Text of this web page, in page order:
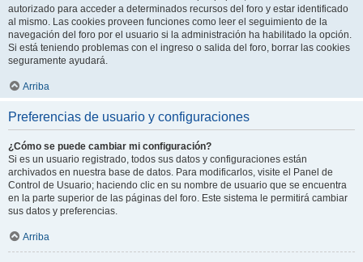
autorizado para acceder a determinados recursos del foro y estar identificado
al mismo. Las cookies proveen funciones como leer el seguimiento de la
navegación del foro por el usuario si la administración ha habilitado la opción.
Si está teniendo problemas con el ingreso o salida del foro, borrar las cookies
seguramente ayudará.
Arriba
Preferencias de usuario y configuraciones
¿Cómo se puede cambiar mi configuración?
Si es un usuario registrado, todos sus datos y configuraciones están
archivados en nuestra base de datos. Para modificarlos, visite el Panel de
Control de Usuario; haciendo clic en su nombre de usuario que se encuentra
en la parte superior de las páginas del foro. Este sistema le permitirá cambiar
sus datos y preferencias.
Arriba